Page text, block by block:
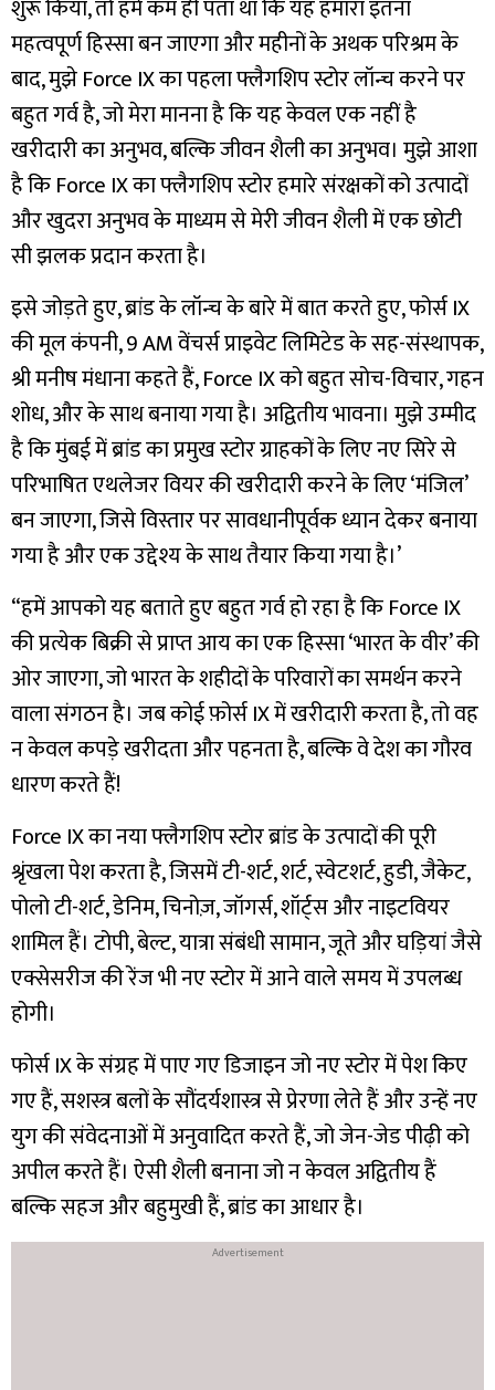
शुरू किया, तो हमें कम ही पता था कि यह हमारा इतना
महत्वपूर्ण हिस्सा बन जाएगा और महीनों के अथक परिश्रम के
बाद, मुझे Force IX का पहला फ्लैगशिप स्टोर लॉन्च करने पर
बहुत गर्व है, जो मेरा मानना है कि यह केवल एक नहीं है
खरीदारी का अनुभव, बल्कि जीवन शैली का अनुभव। मुझे आशा
है कि Force IX का फ्लैगशिप स्टोर हमारे संरक्षकों को उत्पादों
और खुदरा अनुभव के माध्यम से मेरी जीवन शैली में एक छोटी
सी झलक प्रदान करता है।
इसे जोड़ते हुए, ब्रांड के लॉन्च के बारे में बात करते हुए, फोर्स IX
की मूल कंपनी, 9 AM वेंचर्स प्राइवेट लिमिटेड के सह-संस्थापक,
श्री मनीष मंधाना कहते हैं, Force IX को बहुत सोच-विचार, गहन
शोध, और के साथ बनाया गया है। अद्वितीय भावना। मुझे उम्मीद
है कि मुंबई में ब्रांड का प्रमुख स्टोर ग्राहकों के लिए नए सिरे से
परिभाषित एथलेजर वियर की खरीदारी करने के लिए ‘मंजिल’
बन जाएगा, जिसे विस्तार पर सावधानीपूर्वक ध्यान देकर बनाया
गया है और एक उद्देश्य के साथ तैयार किया गया है।’
“हमें आपको यह बताते हुए बहुत गर्व हो रहा है कि Force IX
की प्रत्येक बिक्री से प्राप्त आय का एक हिस्सा ‘भारत के वीर’ की
ओर जाएगा, जो भारत के शहीदों के परिवारों का समर्थन करने
वाला संगठन है। जब कोई फ़ोर्स IX में खरीदारी करता है, तो वह
न केवल कपड़े खरीदता और पहनता है, बल्कि वे देश का गौरव
धारण करते हैं!
Force IX का नया फ्लैगशिप स्टोर ब्रांड के उत्पादों की पूरी
श्रृंखला पेश करता है, जिसमें टी-शर्ट, शर्ट, स्वेटशर्ट, हुडी, जैकेट,
पोलो टी-शर्ट, डेनिम, चिनोज़, जॉगर्स, शॉर्ट्स और नाइटवियर
शामिल हैं। टोपी, बेल्ट, यात्रा संबंधी सामान, जूते और घड़ियां जैसे
एक्सेसरीज की रेंज भी नए स्टोर में आने वाले समय में उपलब्ध
होगी।
फोर्स IX के संग्रह में पाए गए डिजाइन जो नए स्टोर में पेश किए
गए हैं, सशस्त्र बलों के सौंदर्यशास्त्र से प्रेरणा लेते हैं और उन्हें नए
युग की संवेदनाओं में अनुवादित करते हैं, जो जेन-जेड पीढ़ी को
अपील करते हैं। ऐसी शैली बनाना जो न केवल अद्वितीय हैं
बल्कि सहज और बहुमुखी हैं, ब्रांड का आधार है।